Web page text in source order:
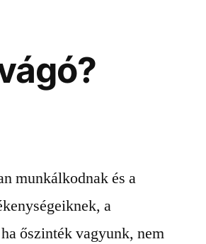
munkálkodnak és a
a
őszinték vagyunk, nem